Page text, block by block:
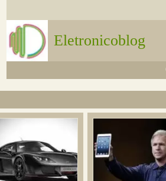
Eletronicoblog